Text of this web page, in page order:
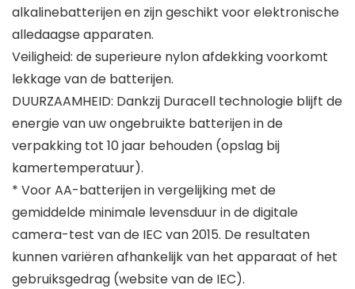
alkalinebatterijen en zijn geschikt voor elektronische
alledaagse apparaten.
Veiligheid: de superieure nylon afdekking voorkomt
lekkage van de batterijen.
DUURZAAMHEID: Dankzij Duracell technologie blijft de
energie van uw ongebruikte batterijen in de
verpakking tot 10 jaar behouden (opslag bij
kamertemperatuur).
* Voor AA-batterijen in vergelijking met de
gemiddelde minimale levensduur in de digitale
camera-test van de IEC van 2015. De resultaten
kunnen variëren afhankelijk van het apparaat of het
gebruiksgedrag (website van de IEC).